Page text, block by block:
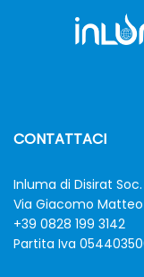
CONTATTACI
Inluma di Disirat
Via Giacomo
+39 0828 199 3142
Partita Iva